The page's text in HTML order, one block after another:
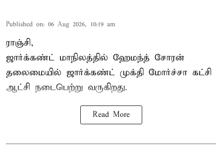
Published on: 06 Aug 2026, 10:19 am
ராஞ்சி,
ஜார்க்கண்ட் மாநிலத்தில் ஹேமந்த் சோரன்
தலைமையில் ஜார்க்கண்ட் முக்தி மோர்ச்சா கட்சி
ஆட்சி நடைபெற்று வருகிறது.
Read More